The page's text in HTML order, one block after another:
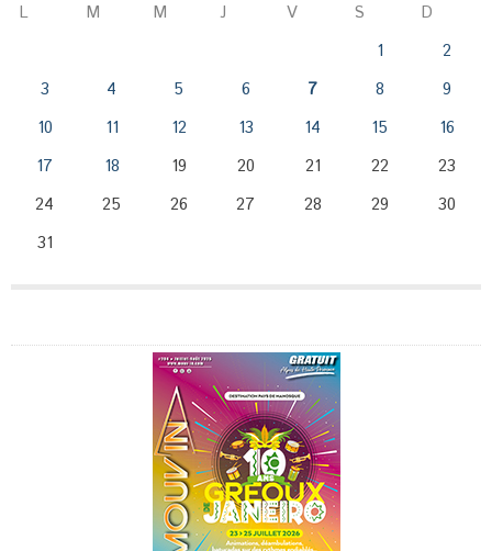
L
M M J V S
D
1
2
3
4 5 6 7 8
9
10
11 12 13 14 15
16
17
18 19 20 21 22
23
24
25 26 27 28 29
30
31